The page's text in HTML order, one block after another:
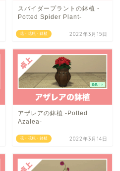
花・花瓶・鉢植
スパイダープラントの鉢植 -
Potted Spider Plant-
2022年3月15日
花・花瓶・鉢植
アザレアの鉢植 -Potted
Azalea-
2022年3月14日